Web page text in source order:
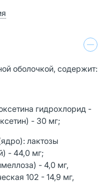
оболочкой, содержит:
гидрохлорид -
- 30 мг;
лактозы
- 44,0 мг;
- 4,0 мг,
102 - 14,9 мг,